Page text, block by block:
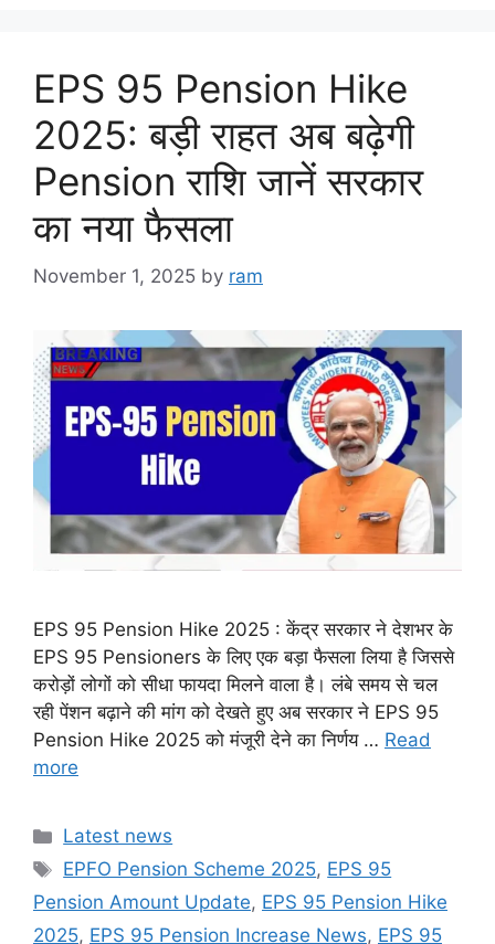
EPS 95 Pension Hike
2025: बड़ी राहत अब बढ़ेगी
Pension राशि जानें सरकार
का नया फैसला
November 1, 2025 by ram
EPS 95 Pension Hike 2025 : केंद्र सरकार ने देशभर के
EPS 95 Pensioners के लिए एक बड़ा फैसला लिया है जिससे
करोड़ों लोगों को सीधा फायदा मिलने वाला है। लंबे समय से चल
रही पेंशन बढ़ाने की मांग को देखते हुए अब सरकार ने EPS 95
Pension Hike 2025 को मंजूरी देने का निर्णय … Read
more
Categories
Latest news
Tags
EPFO Pension Scheme 2025, EPS 95
Pension Amount Update, EPS 95 Pension Hike
2025, EPS 95 Pension Increase News, EPS 95